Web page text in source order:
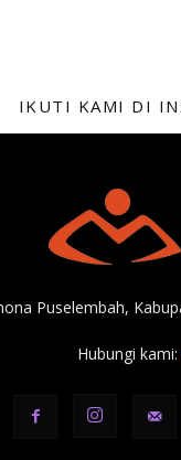
IKUTI KAMI DI
Puselembah,
Hubungi